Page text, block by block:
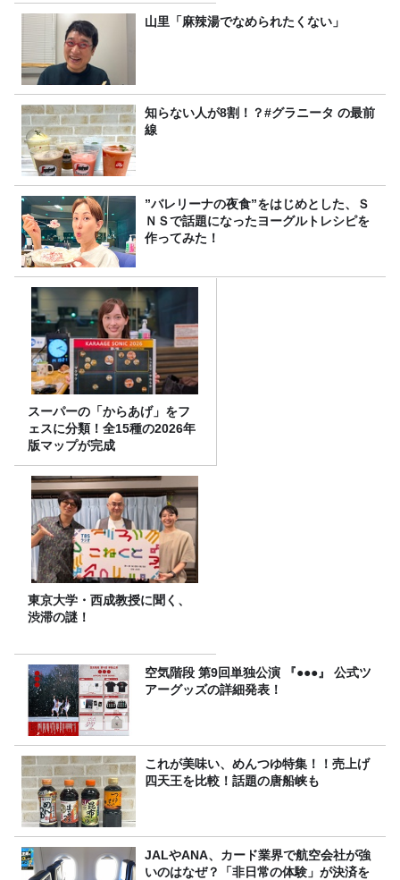
山里「麻辣湯でなめられたくない」
知らない人が8割！？#グラニータ の最前
線
”バレリーナの夜食”をはじめとした、Ｓ
ＮＳで話題になったヨーグルトレシピを
作ってみた！
スーパーの「からあげ」をフ
ェスに分類！全15種の2026年
版マップが完成
東京大学・西成教授に聞く、
渋滞の謎！
空気階段 第9回単独公演 『●●●』 公式ツ
アーグッズの詳細発表！
これが美味い、めんつゆ特集！！売上げ
四天王を比較！話題の唐船峡も
JALやANA、カード業界で航空会社が強
いのはなぜ？「非日常の体験」が決済を